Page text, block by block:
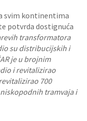
svim kontinentima
potvrda dostignuća
transformatora
su distribucijskih i
je u brojnim
i revitalizirao
700
tramvaja i